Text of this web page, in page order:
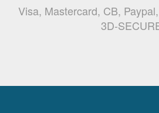
Visa, Mastercard, CB,
3D-